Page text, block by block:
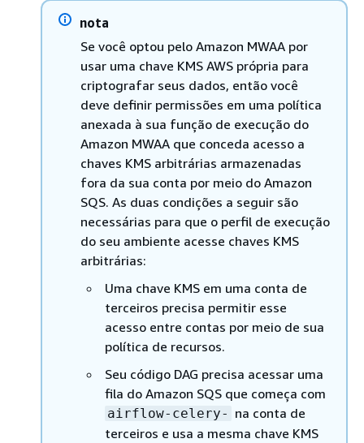
nota
Se você optou pelo Amazon MWAA por
usar uma chave KMS AWS própria para
criptografar seus dados, então você
deve definir permissões em uma política
anexada à sua função de execução do
Amazon MWAA que conceda acesso a
chaves KMS arbitrárias armazenadas
fora da sua conta por meio do Amazon
SQS. As duas condições a seguir são
necessárias para que o perfil de execução
do seu ambiente acesse chaves KMS
arbitrárias:
Uma chave KMS em uma conta de
terceiros precisa permitir esse
acesso entre contas por meio de sua
política de recursos.
Seu código DAG precisa acessar uma
fila do Amazon SQS que começa com
airflow-celery- na conta de
terceiros e usa a mesma chave KMS